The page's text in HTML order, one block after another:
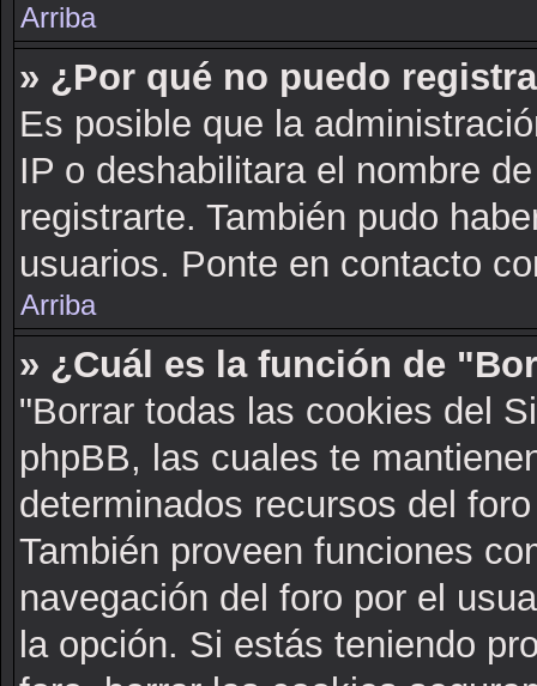
Arriba
» ¿Por qué no puedo
Es posible que la
IP o deshabilitara el nombre
registrarte. También pudo
usuarios. Ponte en contacto
Arriba
» ¿Cuál es la función de
"Borrar todas las cookies del
phpBB, las cuales te
determinados recursos del
También proveen funciones
navegación del foro por el
la opción. Si estás teniendo